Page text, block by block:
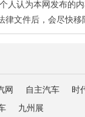
认为本网发布的
文件后，会尽快移
网 自主汽车 时
九州展